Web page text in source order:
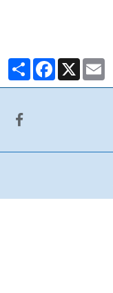
PartagerFacebook
X